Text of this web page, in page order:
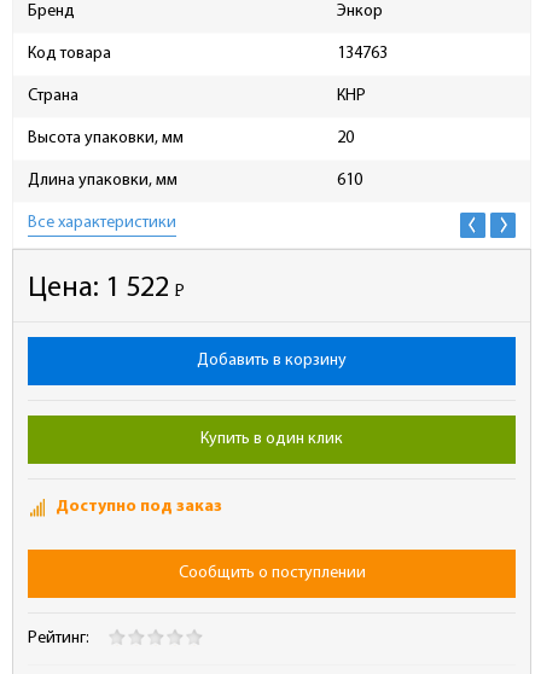
Бренд Энкор
Код товара 134763
Страна КНР
Высота упаковки, мм 20
Длина упаковки, мм 610
Все характеристики
Цена: 1 522 Р
-
Добавить в корзину
Купить в один клик
Доступно под заказ
Сообщить о поступлении
Рейтинг: